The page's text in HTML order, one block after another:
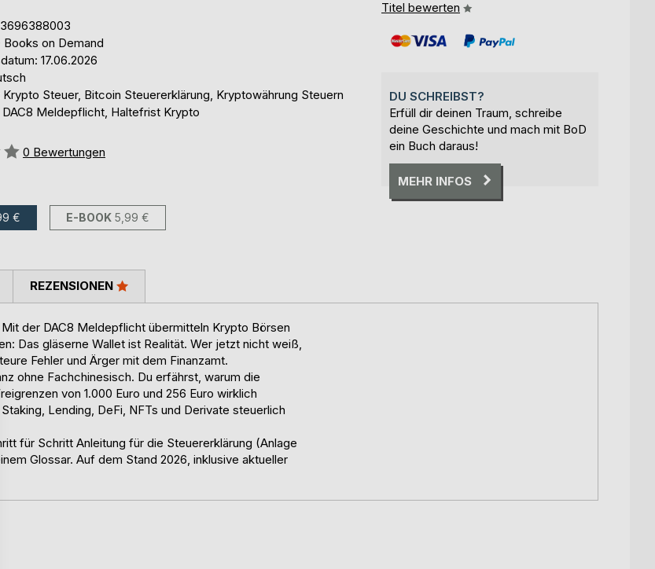
on Demand
17.06.2026
Steuer, Bitcoin Steuererklärung, Kryptowährung Steuern
Meldepflicht, Haltefrist Krypto
0 Bewertungen
€ E-BOOK 5,99 €
Titel bewerten
DU SCHREIBST?
Erfüll dir deinen Traum, schreibe
deine Geschichte und mach mit BoD
ein Buch daraus!
MEHR INFOS
der DAC8 Meldepflicht übermitteln Krypto Börsen
Das gläserne Wallet ist Realität. Wer jetzt nicht weiß,
Fehler und Ärger mit dem Finanzamt.
ohne Fachchinesisch. Du erfährst, warum die
von 1.000 Euro und 256 Euro wirklich
Lending, DeFi, NFTs und Derivate steuerlich
für Schritt Anleitung für die Steuererklärung (Anlage
Glossar. Auf dem Stand 2026, inklusive aktueller
REZENSIONEN